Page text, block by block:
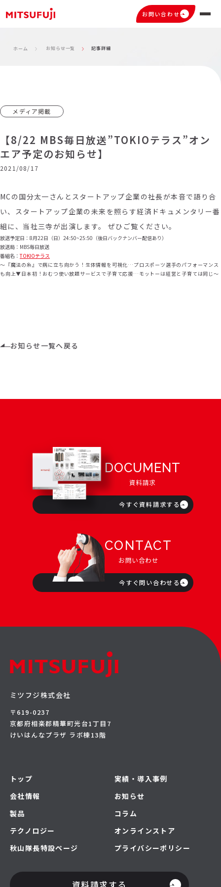
お問い合わせ
ホーム お知らせ一覧 記事詳細
メディア掲載
【8/22 MBS毎日放送”TOKIOテラス”オン
エア予定のお知らせ】
2021/08/17
MCの国分太一さんとスタートアップ企業の社長が本音で語り合
い、スタートアップ企業の未来を照らす経済ドキュメンタリー番
組に、当社三寺が出演します。 ぜひご覧ください。
放送予定日：8月22日（日）24:50~25:50（後日バックナンバー配信あり）
放送局：MBS毎日放送
番組名：TOKIOテラス
～『魔法の糸』で病に立ち向かう！生体情報を可視化…プロスポーツ選手のパフォーマンス
も向上▼日本初！おむつ使い放題サービスで子育て応援…モットーは経営と子育ては同じ～
お知らせ一覧へ戻る
DOCUMENT
資料請求
今すぐ資料請求する
CONTACT
お問い合わせ
今すぐ問い合わせる
ミツフジ株式会社
〒619-0237
京都府相楽郡精華町光台1丁目7
けいはんなプラザ ラボ棟13階
トップ
会社情報
製品
テクノロジー
秋山隊長特設ページ
実績・導入事例
お知らせ
コラム
オンラインストア
プライバシーポリシー
資料請求する